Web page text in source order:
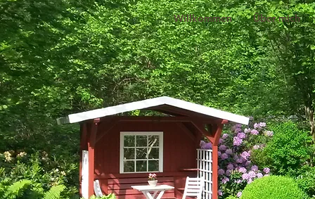
Willkommen Über mich